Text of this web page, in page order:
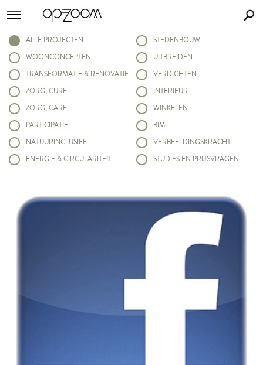
ALLE PROJECTEN
WOONCONCEPTEN
TRANSFORMATIE & RENOVATIE
ZORG; CURE
ZORG; CARE
PARTICIPATIE
NATUURINCLUSIEF
ENERGIE & CIRCULARITEIT
STEDENBOUW
UITBREIDEN
VERDICHTEN
INTERIEUR
WINKELEN
BIM
VERBEELDINGSKRACHT
STUDIES EN PRIJSVRAGEN